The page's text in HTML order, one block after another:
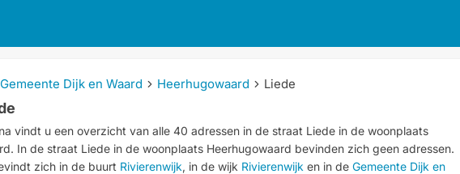
Gemeente Dijk en Waard Heerhugowaard Liede
vindt u een overzicht van alle 40 adressen in de straat Liede in de woonplaats
In de straat Liede in de woonplaats Heerhugowaard bevinden zich geen adressen.
zich in de buurt Rivierenwijk, in de wijk Rivierenwijk en in de Gemeente Dijk en